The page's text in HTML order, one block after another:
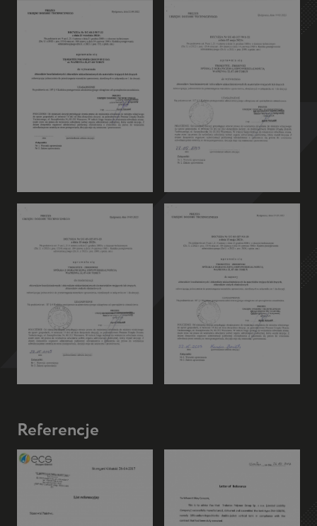
Referencje